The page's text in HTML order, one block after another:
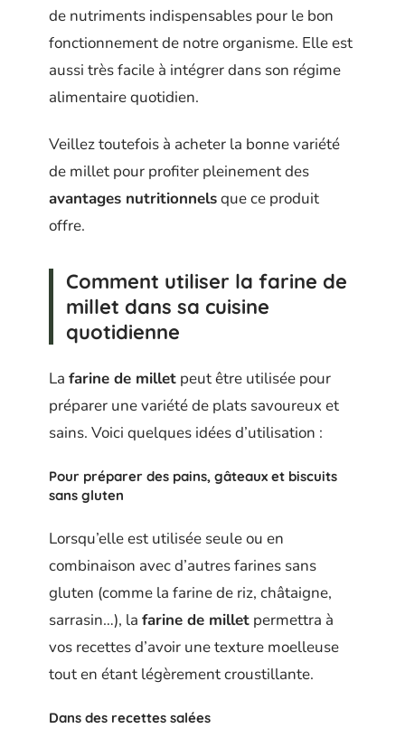
de nutriments indispensables pour le bon
fonctionnement de notre organisme. Elle est
aussi très facile à intégrer dans son régime
alimentaire quotidien.
Veillez toutefois à acheter la bonne variété
de millet pour profiter pleinement des
avantages nutritionnelsque ce produit
offre.
Comment utiliser la farine de
millet dans sa cuisine
quotidienne
La farine de millet peut être utilisée pour
préparer une variété de plats savoureux et
sains. Voici quelques idées d’utilisation :
Pour préparer des pains, gâteaux et biscuits
sans gluten
Lorsqu’elle est utilisée seule ou en
combinaison avec d’autres farines sans
gluten (comme la farine de riz, châtaigne,
sarrasin…), la farine de millet permettra à
vos recettes d’avoir une texture moelleuse
tout en étant légèrement croustillante.
Dans des recettes salées